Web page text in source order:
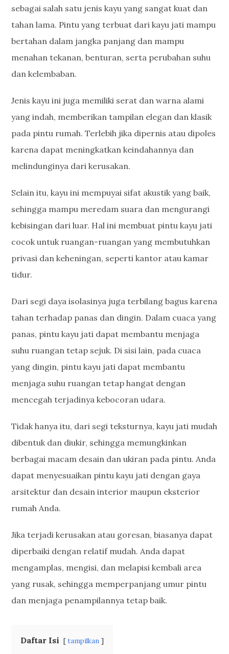
sebagai salah satu jenis kayu yang sangat kuat dan
tahan lama. Pintu yang terbuat dari kayu jati mampu
bertahan dalam jangka panjang dan mampu
menahan tekanan, benturan, serta perubahan suhu
dan kelembaban.
Jenis kayu ini juga memiliki serat dan warna alami
yang indah, memberikan tampilan elegan dan klasik
pada pintu rumah. Terlebih jika dipernis atau dipoles
karena dapat meningkatkan keindahannya dan
melindunginya dari kerusakan.
Selain itu, kayu ini mempuyai sifat akustik yang baik,
sehingga mampu meredam suara dan mengurangi
kebisingan dari luar. Hal ini membuat pintu kayu jati
cocok untuk ruangan-ruangan yang membutuhkan
privasi dan keheningan, seperti kantor atau kamar
tidur.
Dari segi daya isolasinya juga terbilang bagus karena
tahan terhadap panas dan dingin. Dalam cuaca yang
panas, pintu kayu jati dapat membantu menjaga
suhu ruangan tetap sejuk. Di sisi lain, pada cuaca
yang dingin, pintu kayu jati dapat membantu
menjaga suhu ruangan tetap hangat dengan
mencegah terjadinya kebocoran udara.
Tidak hanya itu, dari segi teksturnya, kayu jati mudah
dibentuk dan diukir, sehingga memungkinkan
berbagai macam desain dan ukiran pada pintu. Anda
dapat menyesuaikan pintu kayu jati dengan gaya
arsitektur dan desain interior maupun eksterior
rumah Anda.
Jika terjadi kerusakan atau goresan, biasanya dapat
diperbaiki dengan relatif mudah. Anda dapat
mengamplas, mengisi, dan melapisi kembali area
yang rusak, sehingga memperpanjang umur pintu
dan menjaga penampilannya tetap baik.
Daftar Isi tampilkan